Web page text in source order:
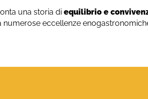
una storia di equilibrio e
eccellenze